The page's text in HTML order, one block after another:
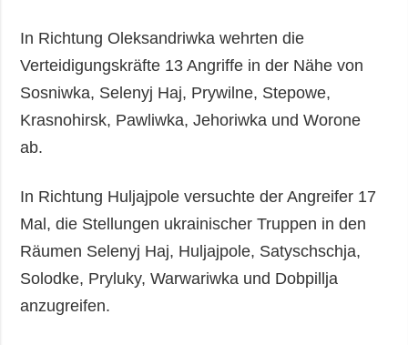
In Richtung Oleksandriwka wehrten die
Verteidigungskräfte 13 Angriffe in der Nähe von
Sosniwka, Selenyj Haj, Prywilne, Stepowe,
Krasnohirsk, Pawliwka, Jehoriwka und Worone
ab.
In Richtung Huljajpole versuchte der Angreifer 17
Mal, die Stellungen ukrainischer Truppen in den
Räumen Selenyj Haj, Huljajpole, Satyschschja,
Solodke, Pryluky, Warwariwka und Dobpillja
anzugreifen.